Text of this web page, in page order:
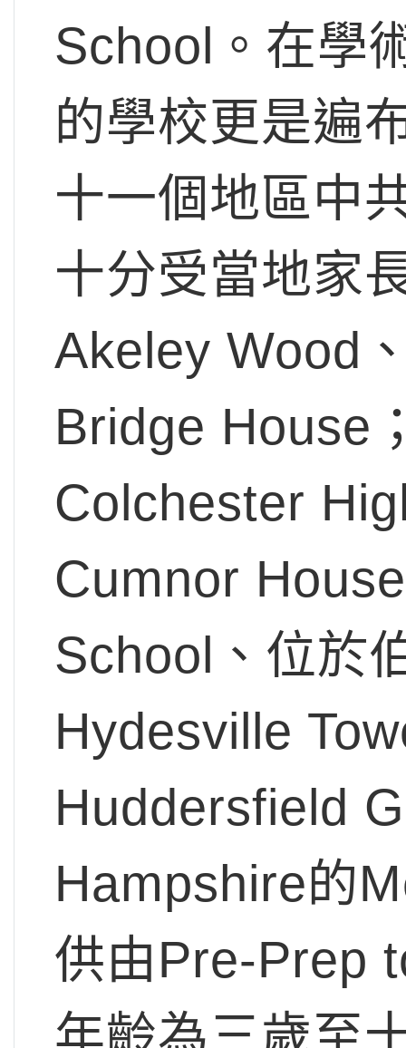
School。在學
的學校更是遍
十一個地區中
十分受當地家
Akeley Wood
Bridge House
Colchester
Cumnor
School、位於
Hydesville
Huddersfield
Hampshire的
供由Pre-Prep
年齡為三歲至